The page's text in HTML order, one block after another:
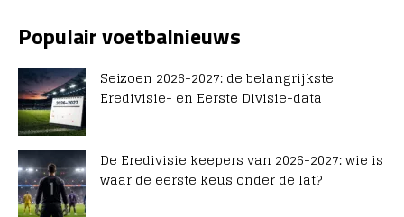
Populair voetbalnieuws
Seizoen 2026-2027: de belangrijkste
Eredivisie- en Eerste Divisie-data
De Eredivisie keepers van 2026-2027: wie is
waar de eerste keus onder de lat?